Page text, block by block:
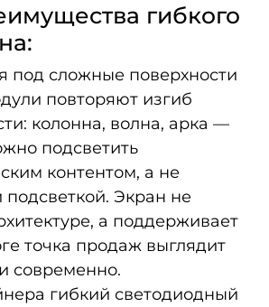
гибкого
под сложные поверхности
повторяют изгиб
колонна, волна, арка —
подсветить
контентом, а не
подсветкой. Экран не
а поддерживает
точка продаж выглядит
современно.
гибкий светодиодный